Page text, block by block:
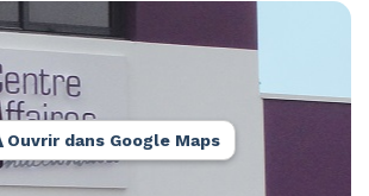
Ouvrir dans Google Maps